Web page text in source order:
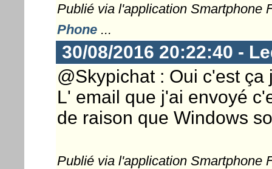
Publié via l'application Smartphone
Phone...
30/08/2016 20:22:40 -
@Skypichat : Oui c'est
L' email que j'ai envoyé
de raison que Windows
Publié via l'application Smartphone